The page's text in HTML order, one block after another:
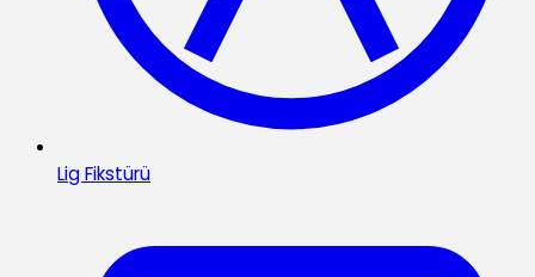
Lig Fikstürü